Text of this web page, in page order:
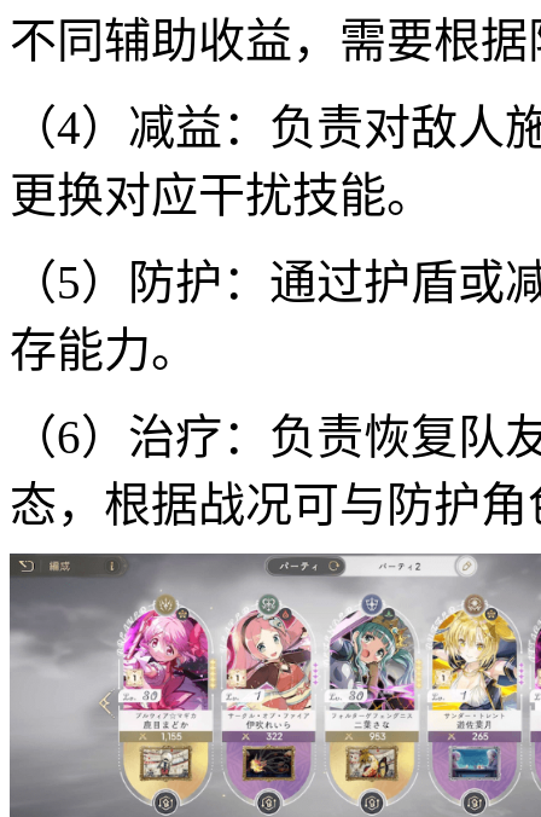
不同辅助收益，需要根
（4）减益：负责对敌
更换对应干扰技能。
（5）防护：通过护盾
存能力。
（6）治疗：负责恢复
态，根据战况可与防护